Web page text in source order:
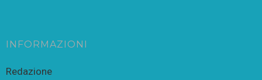
INFORMAZIONI
Redazione